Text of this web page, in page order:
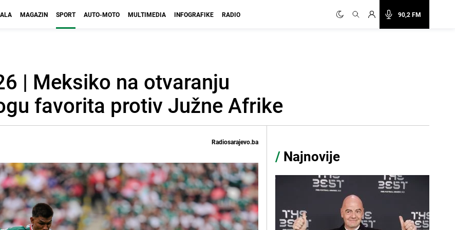
90,2 FM
MAGAZIN SPORT AUTO-MOTO MULTIMEDIA INFOGRAFIKE RADIO
| Meksiko na otvaranju
favorita protiv Južne Afrike
Radiosarajevo.ba
/ Najnovije